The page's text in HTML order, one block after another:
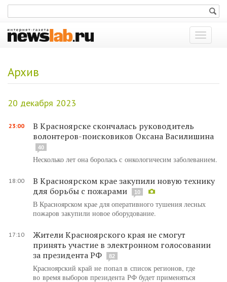
Показать
меню
Архив
20 декабря 2023
23:00
В Красноярске скончалась руководитель
волонтеров-поисковиков Оксана Василишина
40
Несколько лет она боролась с онкологичесим заболеванием.
18:00
В Красноярском крае закупили новую технику
для борьбы с пожарами
10
В Красноярском крае для оперативного тушения лесных
пожаров закупили новое оборудование.
17:10
Жители Красноярского края не смогут
принять участие в электронном голосовании
за президента РФ
82
Красноярский край не попал в список регионов, где
во время выборов президента РФ будет применяться